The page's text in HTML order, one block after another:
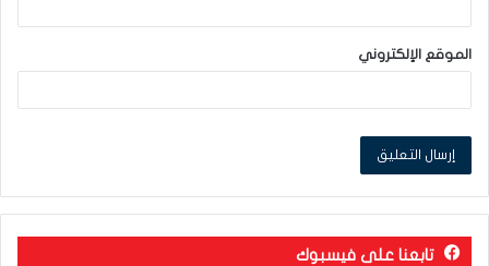
الموقع الإلكتروني
تابعنا على فيسبوك